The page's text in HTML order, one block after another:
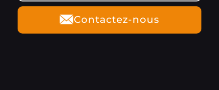
Contactez-nous